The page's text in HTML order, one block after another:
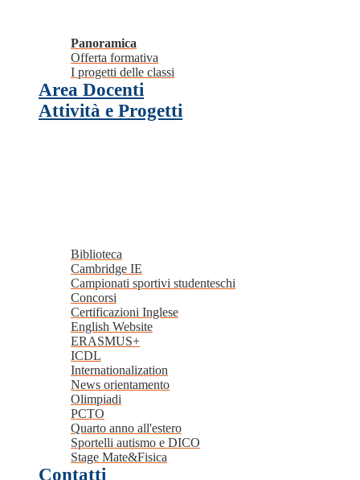
Panoramica
Offerta formativa
I progetti delle classi
Area Docenti
Attività e Progetti
Biblioteca
Cambridge IE
Campionati sportivi studenteschi
Concorsi
Certificazioni Inglese
English Website
ERASMUS+
ICDL
Internationalization
News orientamento
Olimpiadi
PCTO
Quarto anno all'estero
Sportelli autismo e DICO
Stage Mate&Fisica
Contatti